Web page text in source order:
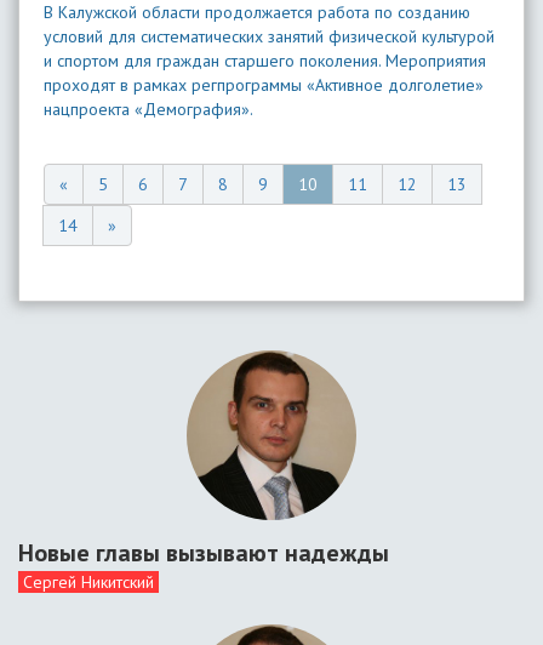
В Калужской области продолжается работа по созданию
условий для систематических занятий физической культурой
и спортом для граждан старшего поколения. Мероприятия
проходят в рамках регпрограммы «Активное долголетие»
нацпроекта «Демография».
« 5 6 7 8 9 10 11 12
13
14
»
Новые главы вызывают надежды
Сергей Никитский